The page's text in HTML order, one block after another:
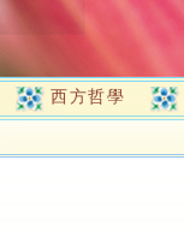
西方哲學